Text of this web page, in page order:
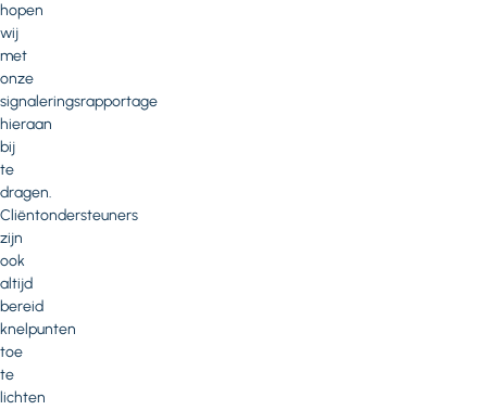
hopen
wij
met
onze
signaleringsrapportage
hieraan
bij
te
dragen.
Cliëntondersteuners
zijn
ook
altijd
bereid
knelpunten
toe
te
lichten